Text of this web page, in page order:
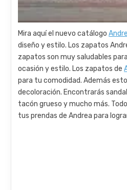
Mira aquí el nuevo catálogo
diseño y estilo. Los zapatos
zapatos son muy saludables
ocasión y estilo. Los zapatos de
para tu comodidad. Además
decoloración. Encontrarás
tacón grueso y mucho más.
tus prendas de Andrea para